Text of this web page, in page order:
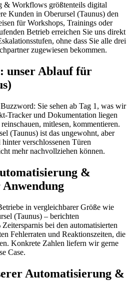
& Workflows größtenteils digital
Kunden in Oberursel (Taunus) den
für Workshops, Trainings oder
Betrieb erreichen Sie uns direkt
ohne dass Sie alle drei
zugewiesen bekommen.
Ablauf für
Sie sehen ab Tag 1, was wir
Tracker und Dokumentation liegen
mitlesen, kommentieren.
(Taunus) ist das ungewohnt, aber
verschlossenen Türen
mehr nachvollziehen können.
&
in vergleichbarer Größe wie
(Taunus) – berichten
bei den automatisierten
Fehlerraten und Reaktionszeiten, die
Konkrete Zahlen liefern wir gerne
Case.
Automatisierung &